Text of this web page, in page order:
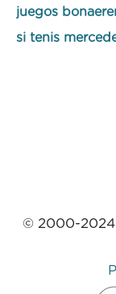
juegos
si tenis
© 2000-2024